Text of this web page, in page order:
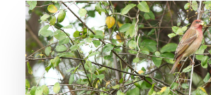
字型大小